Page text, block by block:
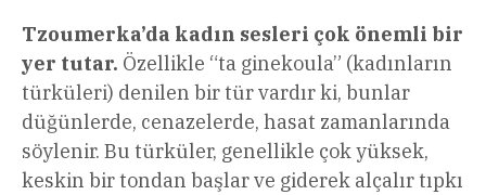
Tzoumerka’da kadın sesleri çok önemli bir
yer tutar. Özellikle “ta ginekoula” (kadınların
türküleri) denilen bir tür vardır ki, bunlar
düğünlerde, cenazelerde, hasat zamanlarında
söylenir. Bu türküler, genellikle çok yüksek,
keskin bir tondan başlar ve giderek alçalır tıpkı